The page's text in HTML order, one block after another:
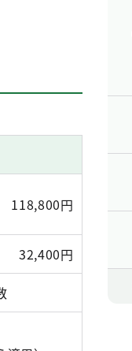
118,800円
32,400円